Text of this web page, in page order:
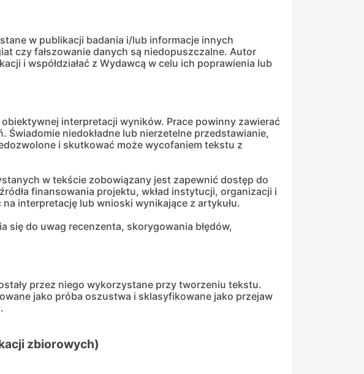
w publikacji badania i/lub informacje innych
czy fałszowanie danych są niedopuszczalne. Autor
i współdziałać z Wydawcą w celu ich poprawienia lub
interpretacji wyników. Prace powinny zawierać
niedokładne lub nierzetelne przedstawianie,
i skutkować może wycofaniem tekstu z
w tekście zobowiązany jest zapewnić dostęp do
finansowania projektu, wkład instytucji, organizacji i
interpretację lub wnioski wynikające z artykułu.
się do uwag recenzenta, skorygowania błędów,
przez niego wykorzystane przy tworzeniu tekstu.
jako próba oszustwa i sklasyfikowane jako przejaw
zbiorowych)